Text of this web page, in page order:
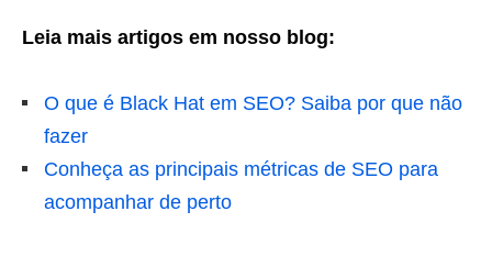
Leia mais artigos em nosso blog:
O que é Black Hat em SEO? Saiba por que não
fazer
Conheça as principais métricas de SEO para
acompanhar de perto